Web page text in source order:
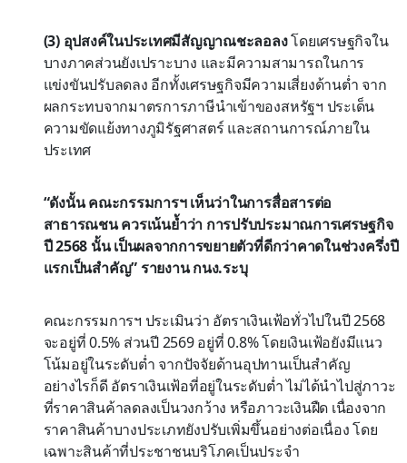
(3) อุปสงค์ในประเทศมีสัญญาณชะลอลงโดยเศรษฐกิจใน
บางภาคส่วนยังเปราะบาง และมีความสามารถในการ
แข่งขันปรับลดลง อีกทั้งเศรษฐกิจมีความเสี่ยงด้านต่ำ จาก
ผลกระทบจากมาตรการภาษีนำเข้าของสหรัฐฯ ประเด็น
ความขัดแย้งทางภูมิรัฐศาสตร์ และสถานการณ์ภายใน
ประเทศ
“ดังนั้น คณะกรรมการฯ เห็นว่าในการสื่อสารต่อ
สาธารณชน ควรเน้นย้ำว่า การปรับประมาณการเศรษฐกิจ
ปี 2568 นั้น เป็นผลจากการขยายตัวที่ดีกว่าคาดในช่วงครึ่งปี
แรกเป็นสำคัญ” รายงาน กนง.ระบุ
คณะกรรมการฯ ประเมินว่า อัตราเงินเฟ้อทั่วไปในปี 2568
จะอยู่ที่ 0.5% ส่วนปี 2569 อยู่ที่ 0.8% โดยเงินเฟ้อยังมีแนว
โน้มอยู่ในระดับต่ำ จากปัจจัยด้านอุปทานเป็นสำคัญ
อย่างไรก็ดี อัตราเงินเฟ้อที่อยู่ในระดับต่ำ ไม่ได้นำไปสู่ภาวะ
ที่ราคาสินค้าลดลงเป็นวงกว้าง หรือภาวะเงินฝืด เนื่องจาก
ราคาสินค้าบางประเภทยังปรับเพิ่มขึ้นอย่างต่อเนื่อง โดย
เฉพาะสินค้าที่ประชาชนบริโภคเป็นประจำ